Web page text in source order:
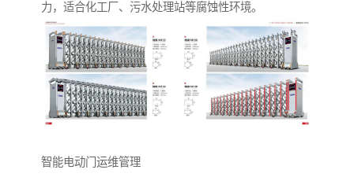
力，适合化工厂、污水处理站等腐蚀性环境。
智能电动门运维管理‌